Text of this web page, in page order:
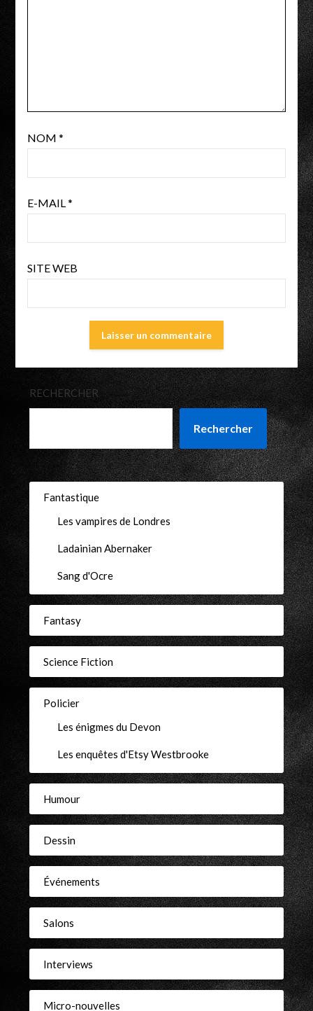
NOM *
E-MAIL *
SITE WEB
RECHERCHER
Rechercher
Fantastique
Les vampires de Londres
Ladainian Abernaker
Sang d'Ocre
Fantasy
Science Fiction
Policier
Les énigmes du Devon
Les enquêtes d'Etsy Westbrooke
Humour
Dessin
Événements
Salons
Interviews
Micro-nouvelles